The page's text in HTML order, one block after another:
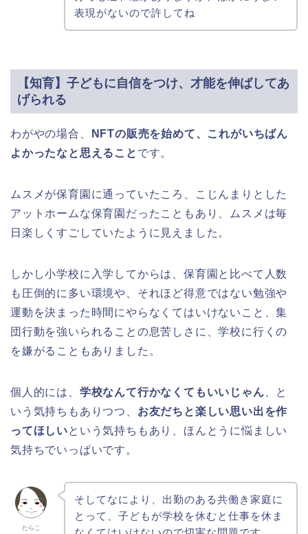
表現がないので許してね
【知育】子どもに自信をつけ、才能を伸ばしてあ
げられる
わがやの場合、
NFTの販売を始めて、これがいちばん
よかったなと思えること です。
ムスメが保育園に通っていたころ、こじんまりとした
アットホームな保育園だったこともあり、ムスメは毎
日楽しくすごしていたように見えました。
しかし小学校に入学してからは、保育園と比べて人数
も圧倒的に多い環境や、それほど得意ではない勉強や
運動を決まった時間にやらなくてはいけないこと、集
団行動を強いられることの息苦しさに、学校に行くの
を嫌がることもありました。
個人的には、 学校なんて行かなくてもいいじゃん 、と
いう気持ちもありつつ、 お友だちと楽しい思い出を作
ってほしいという気持ちもあり、ほんとうに悩ましい
気持ちでいっぱいです。
たらこ
そしてなにより、出勤のある共働き家庭に
とって、子どもが学校を休むと仕事を休ま